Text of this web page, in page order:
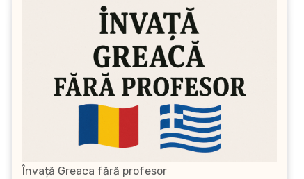
Învață Greaca fără profesor